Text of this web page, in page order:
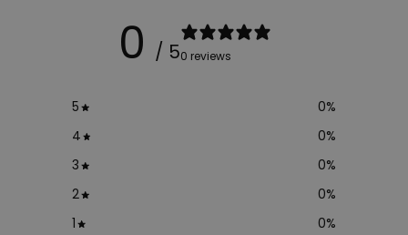
0 / 50 reviews
5 0%
4
0%
3
0%
2
0%
1
0%